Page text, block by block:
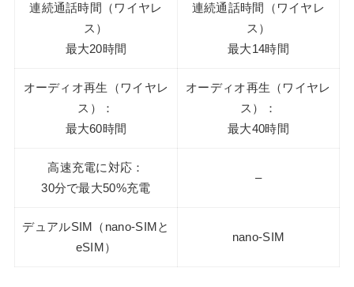
連続通話時間（ワイヤレ
ス）
最大20時間
連続通話時間（ワイヤレ
ス）
最大14時間
オーディオ再生（ワイヤレ
ス）：
最大60時間
オーディオ再生（ワイヤレ
ス）：
最大40時間
高速充電に対応：
30分で最大50%充電
–
デュアルSIM（nano-SIMと
eSIM）
nano-SIM